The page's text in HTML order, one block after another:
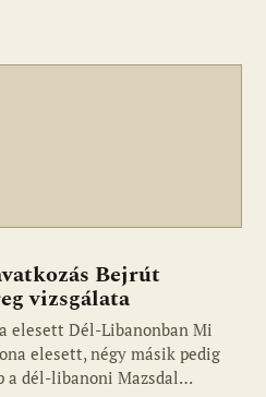
Bejrút
vizsgálata
elesett Dél-Libanonban Mi
elesett, négy másik pedig
a dél-libanoni Mazsdal…